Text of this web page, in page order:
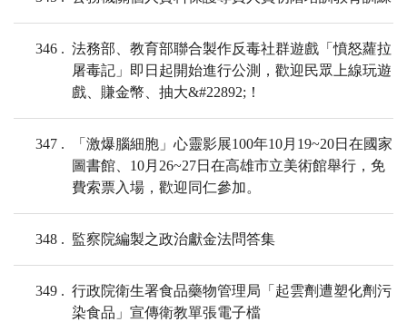
346
法務部、教育部聯合製作反毒社群遊戲「憤怒蘿拉
屠毒記」即日起開始進行公測，歡迎民眾上線玩遊
戲、賺金幣、抽大&#22892;！
347
「激爆腦細胞」心靈影展100年10月19~20日在國家
圖書館、10月26~27日在高雄市立美術館舉行，免
費索票入場，歡迎同仁參加。
348 監察院編製之政治獻金法問答集
349
行政院衛生署食品藥物管理局「起雲劑遭塑化劑污
染食品」宣傳衛教單張電子檔